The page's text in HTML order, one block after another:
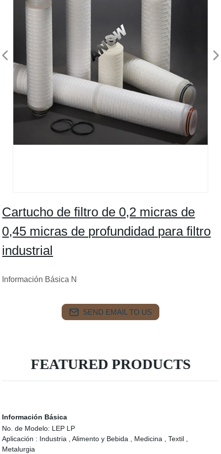
Cartucho de filtro de 0,2 micras de
0,45 micras de profundidad para filtro
industrial
Información Básica N
SEND EMAIL TO US
FEATURED PRODUCTS
Información Básica
No. de Modelo: LEP LP
Aplicación : Industria , Alimento y Bebida , Medicina , Textil ,
Metalurgia